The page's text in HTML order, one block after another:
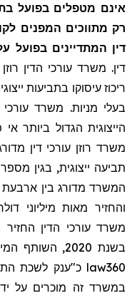
אינם מטפלים בפועל
רק מתווכים המפנים
דין המתדיינים בפועל
דין. משרד עורכי הדין
ריכוז עיסוקו בתביעות
בעלי מניות. משרד
הייצוגית הגדול ביותר
משרד רוזן עורכי דין
בשנת 2020, השותף המייסד לורנס רוזן הוכרז על ידי חברת
law360 כ"ענק לשכת
במשרד זה מוכרים על